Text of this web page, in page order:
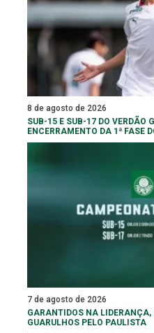
8 de agosto de 2026
SUB-15 E SUB-17 DO VERDÃO
ENCERRAMENTO DA 1ª FASE
7 de agosto de 2026
GARANTIDOS NA LIDERANÇA,
GUARULHOS PELO PAULISTA